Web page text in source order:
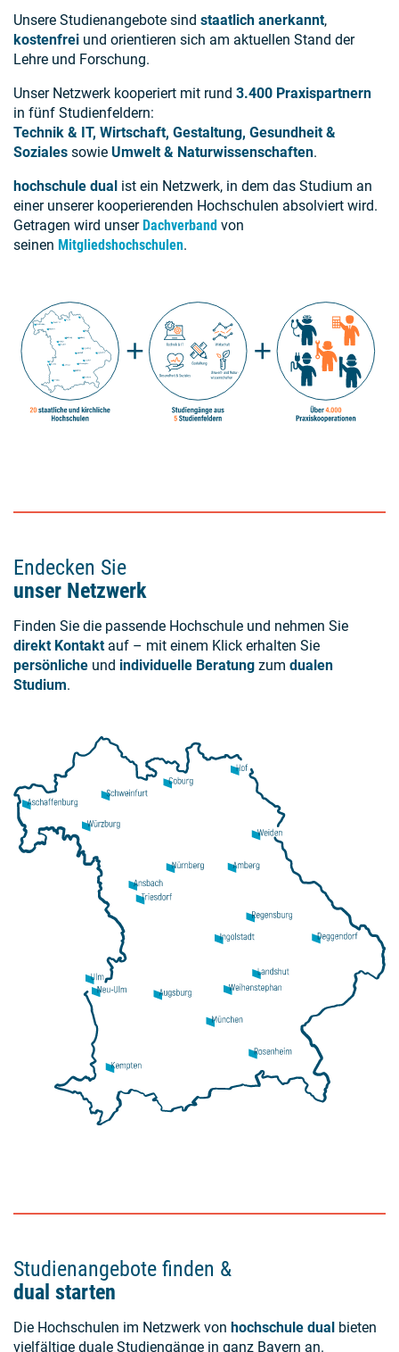
Unsere Studienangebote sind staatlich anerkannt,
kostenfrei und orientieren sich am aktuellen Stand der
Lehre und Forschung.
Unser Netzwerk kooperiert mit rund 3.400 Praxispartnern
in fünf Studienfeldern:
Technik & IT, Wirtschaft, Gestaltung, Gesundheit &
Soziales sowie Umwelt & Naturwissenschaften.
hochschule dual ist ein Netzwerk, in dem das Studium an
einer unserer kooperierenden Hochschulen absolviert wird.
Getragen wird unser Dachverband von
seinen Mitgliedshochschulen.
Endecken Sie
unser Netzwerk
Finden Sie die passende Hochschule und nehmen Sie
direkt Kontaktauf – mit einem Klick erhalten Sie
persönliche und individuelle Beratung zum dualen
Studium.
Studienangebote finden &
dual starten
Die Hochschulen im Netzwerk von hochschule dual bieten
vielfältige duale Studiengänge in ganz Bayern an.